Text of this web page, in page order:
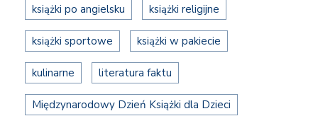
książki po angielsku książki religijne
książki sportowe książki w pakiecie
kulinarne literatura faktu
Międzynarodowy Dzień Książki dla Dzieci